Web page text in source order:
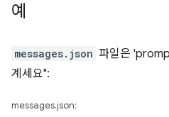
예
messages.json 파일은
계세요":
messages.json: